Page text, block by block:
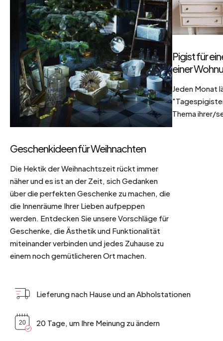
Geschenkideen für Weihnachten
Die Hektik der Weihnachtszeit rückt immer
näher und es ist an der Zeit, sich Gedanken
über die perfekten Geschenke zu machen, die
die Innenräume Ihrer Lieben aufpeppen
werden. Entdecken Sie unsere Vorschläge für
Geschenke, die Ästhetik und Funktionalität
miteinander verbinden und jedes Zuhause zu
einem noch gemütlicheren Ort machen.
Pigist für
einer
Jeden Monat
Thema ihrer/
Lieferung nach Hause und an Abholstationen
20 Tage, um Ihre Meinung zu ändern